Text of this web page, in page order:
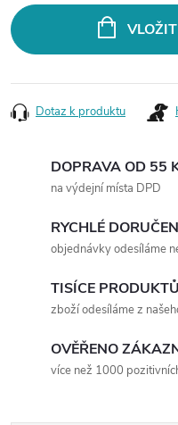
Dotaz k produktu
DOPRAVA OD 55
na výdejní místa DPD
RYCHLÉ
objednávky odesíláme
TISÍCE
zboží odesíláme z
OVĚŘENO
více než 1000